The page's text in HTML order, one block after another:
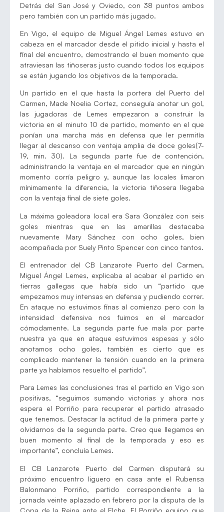
Detrás del San José y Oviedo, con 38 puntos ambos
pero también con un partido más jugado.
En Vigo, el equipo de Miguel Ángel Lemes estuvo en
cabeza en el marcador desde el pitido inicial y hasta el
final del encuentro, demostrando el buen momento que
atraviesan las tiñoseras justo cuando todos los equipos
se están jugando los objetivos de la temporada.
Un partido en el que hasta la portera del Puerto del
Carmen, Made Noelia Cortez, conseguía anotar un gol,
las jugadoras de Lemes empezaron a construir la
victoria en el minuto 10 de partido, momento en el que
ponían una marcha más en defensa que ler permitía
llegar al descanso con ventaja amplia de doce goles(7-
19, min. 30). La segunda parte fue de contención,
administrando la ventaja en el marcador que en ningún
momento corría peligro y, aunque las locales limaron
mínimamente la diferencia, la victoria tiñosera llegaba
con la ventaja final de siete goles.
La máxima goleadora local era Sara González con seis
goles mientras que en las amarillas destacaba
nuevamente Mary Sánchez con ocho goles, bien
acompañada por Suely Pinto Spencer con cinco tantos.
El entrenador del CB Lanzarote Puerto del Carmen,
Miguel Ángel Lemes, explicaba al acabar el partido en
tierras gallegas que había sido un “partido que
empezamos muy intensas en defensa y pudiendo correr.
En ataque no estuvimos finas al comienzo pero con la
intensidad defensiva nos fuimos en el marcador
cómodamente. La segunda parte fue mala por parte
nuestra ya que en ataque estuvimos espesas y sólo
anotamos ocho goles, también es cierto que es
complicado mantener la tensión cuando en la primera
parte ya habíamos resuelto el partido”.
Para Lemes las conclusiones tras el partido en Vigo son
positivas, “seguimos sumando victorias y ahora nos
espera el Porriño para recuperar el partido atrasado
que tenemos. Destacar la actitud de la primera parte y
olvidarnos de la segunda parte. Creo que llegamos en
buen momento al final de la temporada y eso es
importante”, concluía Lemes.
El CB Lanzarote Puerto del Carmen disputará su
próximo encuentro liguero en casa ante el Rubensa
Balonmano Porriño, partido correspondiente a la
jornada veinte aplazado en febrero por la disputa de la
Copa de la Reina ante el Elche. El Porriño equipo que